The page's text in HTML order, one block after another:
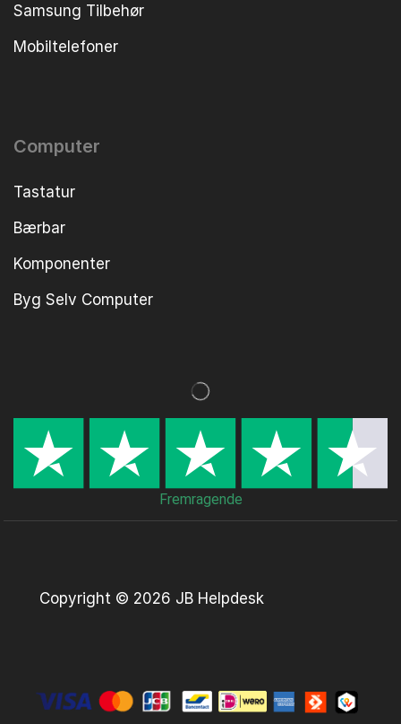
Samsung Tilbehør
Mobiltelefoner
Computer
Tastatur
Bærbar
Komponenter
Byg Selv Computer
Fremragende
Copyright © 2026 JB Helpdesk